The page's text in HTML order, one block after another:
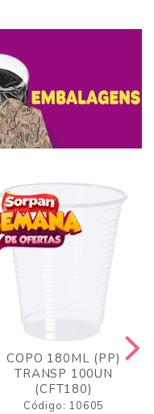
COPO 180ML (PP)
TRANSP 100UN
(CFT180)
Código: 10605